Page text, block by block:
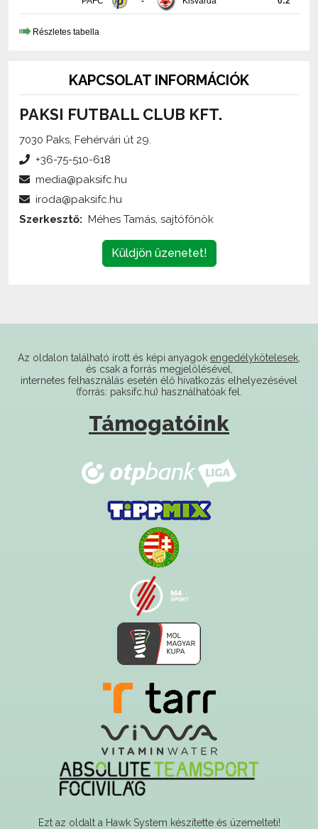
Részletes tabella
PAKSI FUTBALL CLUB KFT.
7030 Paks, Fehérvári út 29.
Küldjön üzenetet!
internetes felhasználás esetén élő hivatkozás elhelyezésével
(forrás: paksifc.hu) használhatóak fel.
Támogatóink
Ezt az oldalt a Hawk System készítette és üzemelteti!